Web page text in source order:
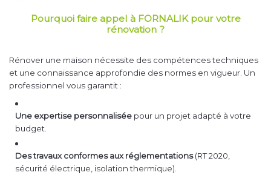
Pourquoi faire appel à FORNALIK pour votre
rénovation ?
Rénover une maison nécessite des compétences techniques
et une connaissance approfondie des normes en vigueur. Un
professionnel vous garantit :
Une expertise personnalisée pour un projet adapté à votre
budget.
Des travaux conformes aux réglementations(RT 2020,
sécurité électrique, isolation thermique).